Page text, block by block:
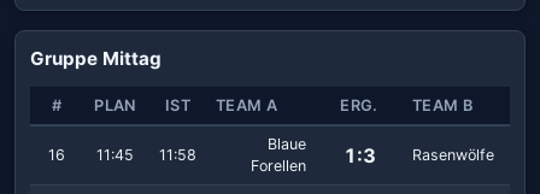
Gruppe Mittag
# PLAN IST TEAM A ERG. TEAM B
16 11:45 11:58
Blaue
Forellen
1:3 Rasenwölfe